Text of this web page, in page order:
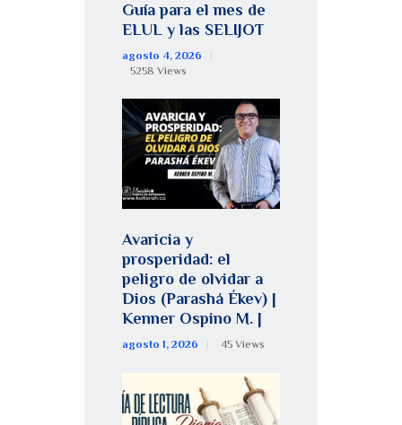
Guía para el mes de
ELUL y las SELIJOT
agosto 4, 2026
5258 Views
Avaricia y
prosperidad: el
peligro de olvidar a
Dios (Parashá Ékev) |
Kenner Ospino M. |
agosto 1, 2026 45 Views